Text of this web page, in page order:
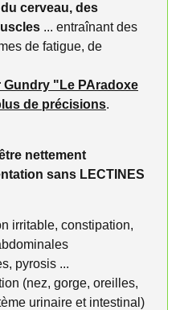
cerveau, des
... entraînant des
de fatigue, de
Gundry "Le PAradoxe
de précisions.
nettement
sans LECTINES
irritable, constipation,
pyrosis ...
(nez, gorge, oreilles,
urinaire et intestinal)